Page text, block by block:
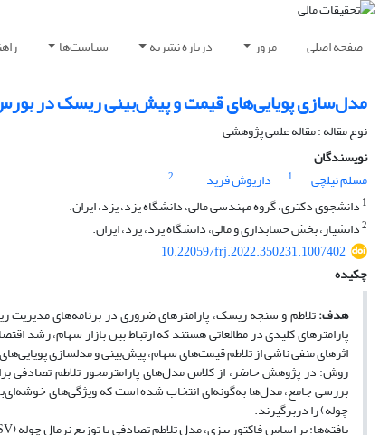
صفحه اصلی مرور درباره نشریه سیاست‌ها
مدل‌‏سازی پویایی‌های قیمت و پیش‌بینی ریسک در
نوع مقاله : مقاله علمی پژوهشی
نویسندگان
مسلم نیلچی
1 داریوش فرید
2
1 دانشجوی دکتری، گروه مهندسی مالی، دانشگاه یزد، یزد، ایران.
2دانشیار، بخش حسابداری و مالی، دانشگاه یزد، یزد، ایران.
10.22059/frj.2022.350231.1007402
چکیده
هدف:تلاطم و سنجه ریسک، پارامترهای ضروری در برنامه‌های مدیریت
پارامترهای کلیدی در مطالعاتی هستند که ارتباط بین بازار سهام، رشد
اثرهای منفی ناشی از تلاطم قیمت‌های سهام، پیش‌بینی و مدل‏سازی
روش: در پژوهش حاضر، از کلاس مدل‌های پارامترمحور تلاطم تصادفی
چوله) را دربرگیرند.